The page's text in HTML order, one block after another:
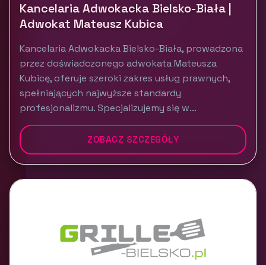
Kancelaria Adwokacka Bielsko-Biała |
Adwokat Mateusz Kubica
Kancelaria Adwokacka Bielsko-Biała, prowadzona
przez doświadczonego adwokata Mateusza
Kubicę, oferuje szeroki zakres usług prawnych,
spełniających najwyższe standardy
profesjonalizmu. Specjalizujemy się w...
ZOBACZ SZCZEGÓŁY